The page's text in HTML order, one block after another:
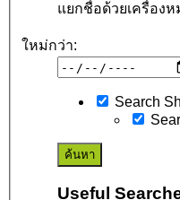
แยกชื่อด้วยเครื่องห
ใหม่กว่า:
Search
Useful